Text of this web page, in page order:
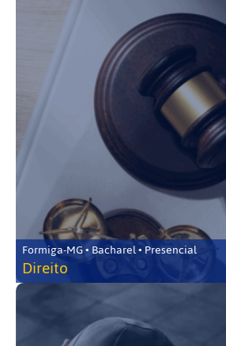
Formiga-MG • Bacharel • Presencial
Direito